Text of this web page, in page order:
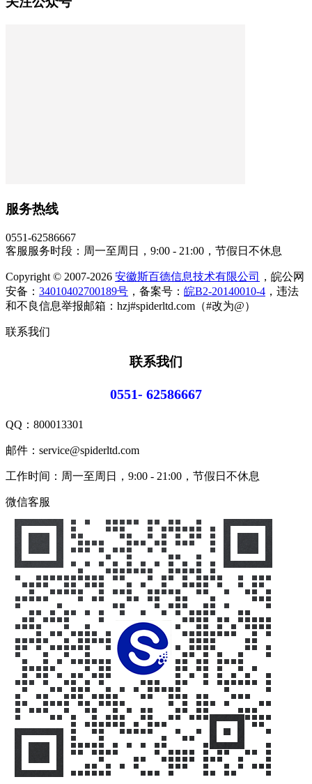
服务热线
0551-62586667
客服服务时段：周一至周日，9:00 - 21:00，节假日不休息
Copyright © 2007-2026 安徽斯百德信息技术有限公司
，皖公网
安备： 34010402700189号 ，备案号： 皖B2-20140010-4 ，违法
和不良信息举报邮箱：hzj#spiderltd.com（#改为@）
联系我们
联系我们
0551- 62586667
QQ： 800013301
邮件：service@spiderltd.com
工作时间：周一至周日，9:00 - 21:00，节假日不休息
微信客服